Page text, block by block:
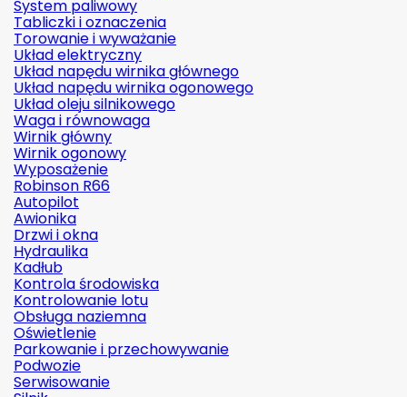
System paliwowy
Tabliczki i oznaczenia
Torowanie i wyważanie
Układ elektryczny
Układ napędu wirnika głównego
Układ napędu wirnika ogonowego
Układ oleju silnikowego
Waga i równowaga
Wirnik główny
Wirnik ogonowy
Wyposażenie
Robinson R66
Autopilot
Awionika
Drzwi i okna
Hydraulika
Kadłub
Kontrola środowiska
Kontrolowanie lotu
Obsługa naziemna
Oświetlenie
Parkowanie i przechowywanie
Podwozie
Serwisowanie